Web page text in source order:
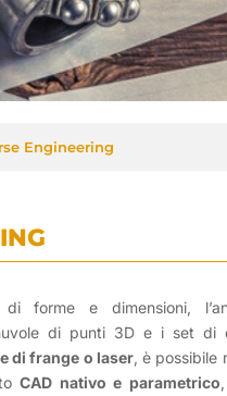
Engineering
forme e dimensioni,
di punti 3D e i set di
di frange o laser, è possibile
CAD nativo e parametrico